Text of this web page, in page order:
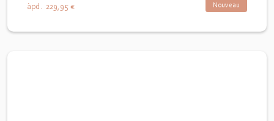
Nouveau
àpd. 229,95 €